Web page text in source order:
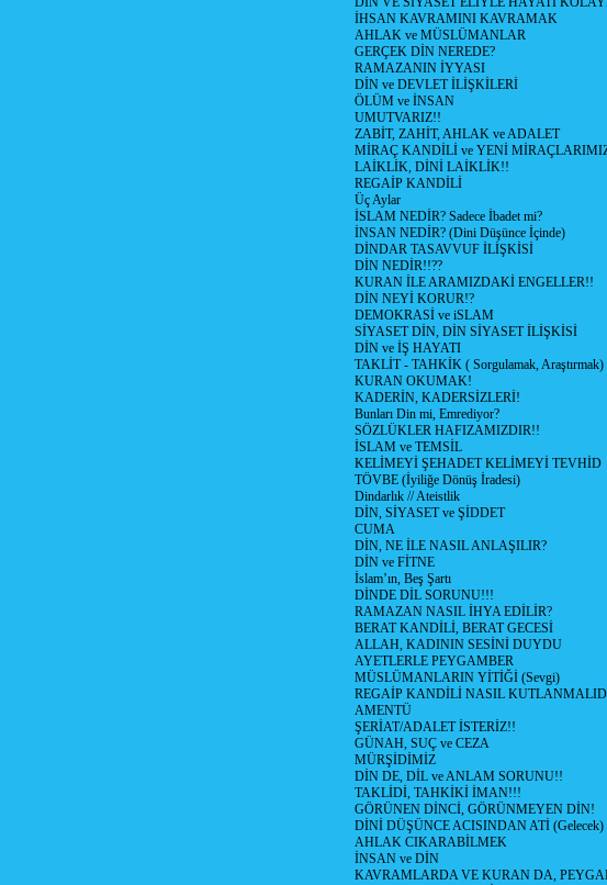
İHSAN KAVRAMINI KAVRAMAK
AHLAK ve MÜSLÜMANLAR
GERÇEK DİN NEREDE?
RAMAZANIN İYYASI
DİN ve DEVLET İLİŞKİLERİ
ÖLÜM ve İNSAN
UMUTVARIZ!!
ZABİT, ZAHİT, AHLAK ve ADALET
MİRAÇ KANDİLİ ve YENİ
LAİKLİK, DİNİ LAİKLİK!!
REGAİP KANDİLİ
Üç Aylar
İSLAM NEDİR? Sadece İbadet mi?
İNSAN NEDİR? (Dini Düşünce İçinde)
DİNDAR TASAVVUF İLİŞKİSİ
DİN NEDİR!!??
KURAN İLE ARAMIZDAKİ ENGELLER!!
DİN NEYİ KORUR!?
DEMOKRASİ ve iSLAM
SİYASET DİN, DİN SİYASET İLİŞKİSİ
DİN ve İŞ HAYATI
TAKLİT - TAHKİK ( Sorgulamak, Araştırmak)
KURAN OKUMAK!
KADERİN, KADERSİZLERİ!
Bunları Din mi, Emrediyor?
SÖZLÜKLER HAFIZAMIZDIR!!
İSLAM ve TEMSİL
KELİMEYİ ŞEHADET KELİMEYİ TEVHİD
TÖVBE (İyiliğe Dönüş İradesi)
Dindarlık // Ateistlik
DİN, SİYASET ve ŞİDDET
CUMA
DİN, NE İLE NASIL ANLAŞILIR?
DİN ve FİTNE
İslam’ın, Beş Şartı
DİNDE DİL SORUNU!!!
RAMAZAN NASIL İHYA EDİLİR?
BERAT KANDİLİ, BERAT GECESİ
ALLAH, KADININ SESİNİ DUYDU
AYETLERLE PEYGAMBER
MÜSLÜMANLARIN YİTİĞİ (Sevgi)
REGAİP KANDİLİ NASIL
AMENTÜ
ŞERİAT/ADALET İSTERİZ!!
GÜNAH, SUÇ ve CEZA
MÜRŞİDİMİZ
DİN DE, DİL ve ANLAM SORUNU!!
TAKLİDİ, TAHKİKİ İMAN!!!
GÖRÜNEN DİNCİ, GÖRÜNMEYEN DİN!
DİNİ DÜŞÜNCE ACISINDAN ATİ (Gelecek)
AHLAK CIKARABİLMEK
İNSAN ve DİN
KAVRAMLARDA VE KURAN DA,